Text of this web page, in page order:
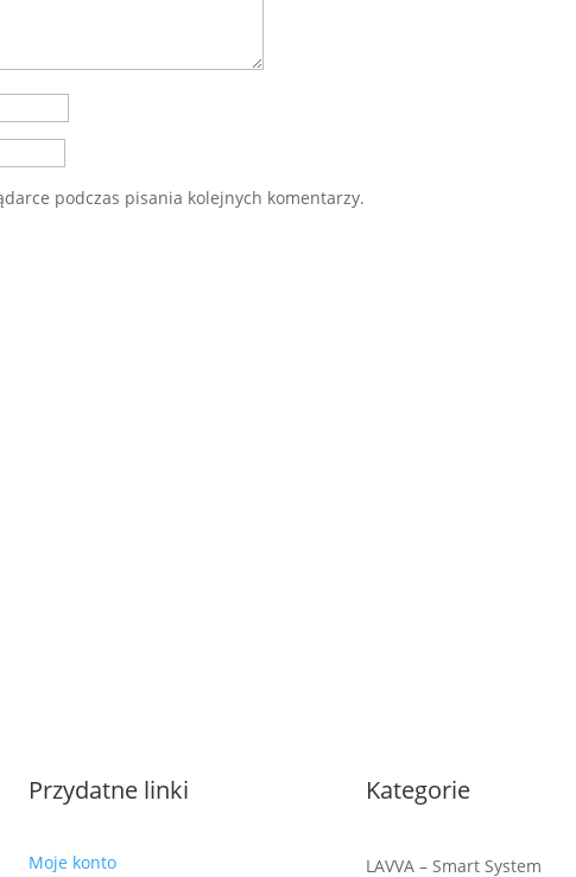
podczas pisania kolejnych komentarzy.
Przydatne linki
Moje konto
Kategorie
LAVVA – Smart System